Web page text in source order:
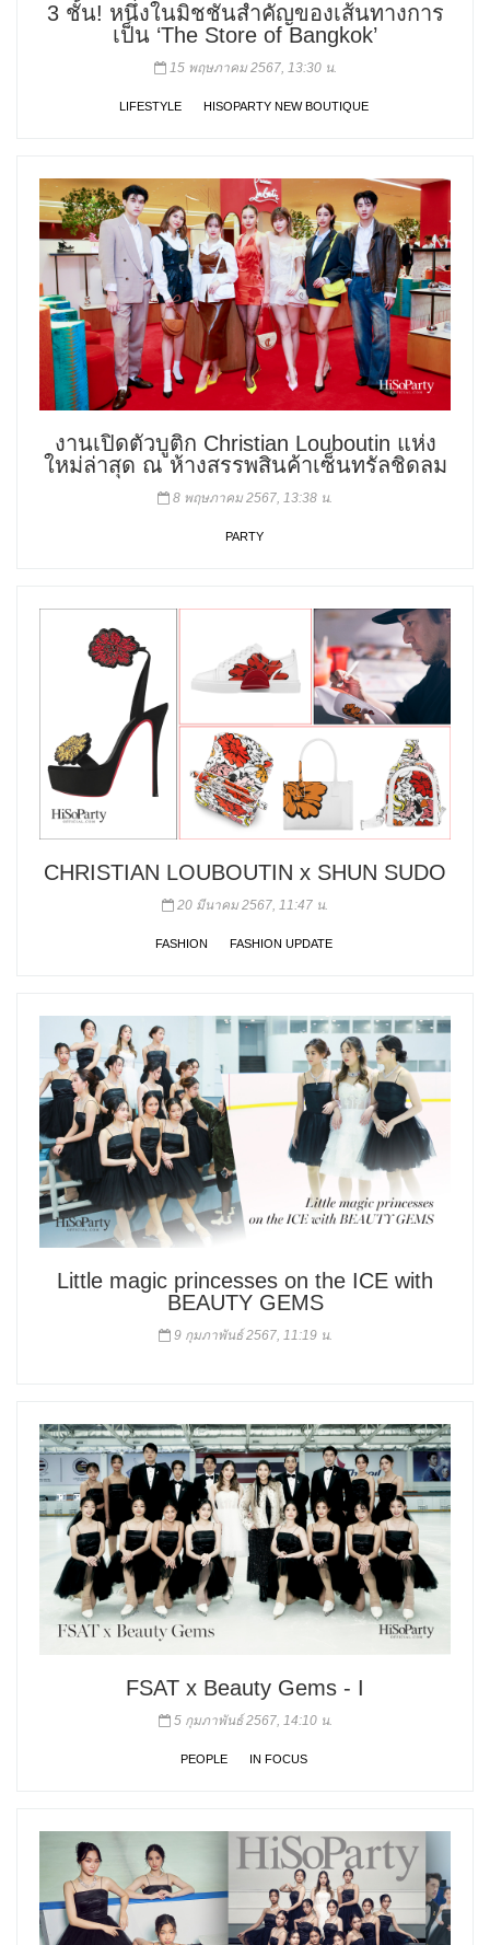
3 ชั้น! หนึ่งในมิชชันสำคัญของเส้นทางการ
เป็น ‘The Store of Bangkok’
15 พฤษภาคม 2567, 13:30 น.
LIFESTYLE HISOPARTY NEW BOUTIQUE
งานเปิดตัวบูติก Christian Louboutin แห่ง
ใหม่ล่าสุด ณ ห้างสรรพสินค้าเซ็นทรัลชิดลม
8 พฤษภาคม 2567, 13:38 น.
PARTY
CHRISTIAN LOUBOUTIN x SHUN SUDO
20 มีนาคม 2567, 11:47 น.
FASHION FASHION UPDATE
Little magic princesses on the ICE with
BEAUTY GEMS
9 กุมภาพันธ์ 2567, 11:19 น.
FSAT x Beauty Gems - I
5 กุมภาพันธ์ 2567, 14:10 น.
PEOPLE IN FOCUS